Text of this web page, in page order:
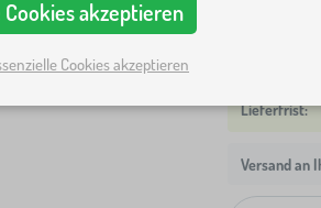
Versand an
akzeptieren
Cookies akzeptieren